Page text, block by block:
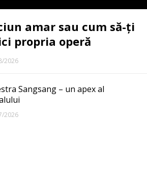
amar sau cum să-ți
propria operă
2026
Sangsang – un apex al
2026